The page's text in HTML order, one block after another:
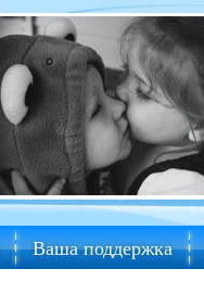
Ваша поддержка